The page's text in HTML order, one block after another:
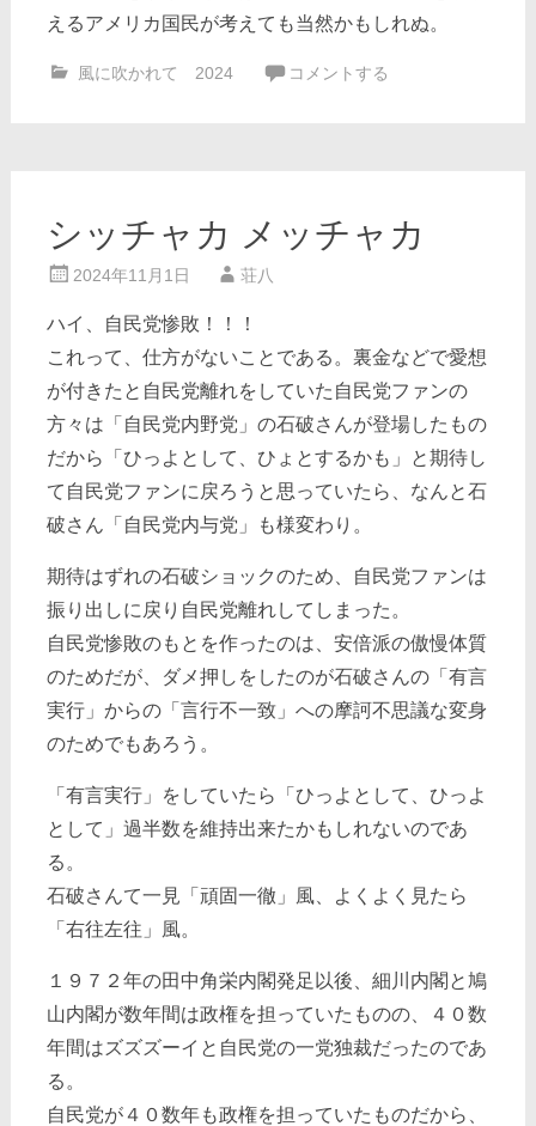
えるアメリカ国民が考えても当然かもしれぬ。
風に吹かれて 2024 コメントする
シッチャカ メッチャカ
2024年11月1日 荘八
ハイ、自民党惨敗！！！
これって、仕方がないことである。裏金などで愛想
が付きたと自民党離れをしていた自民党ファンの
方々は「自民党内野党」の石破さんが登場したもの
だから「ひっよとして、ひょとするかも」と期待し
て自民党ファンに戻ろうと思っていたら、なんと石
破さん「自民党内与党」も様変わり。
期待はずれの石破ショックのため、自民党ファンは
振り出しに戻り自民党離れしてしまった。
自民党惨敗のもとを作ったのは、安倍派の傲慢体質
のためだが、ダメ押しをしたのが石破さんの「有言
実行」からの「言行不一致」への摩訶不思議な変身
のためでもあろう。
「有言実行」をしていたら「ひっよとして、ひっよ
として」過半数を維持出来たかもしれないのであ
る。
石破さんて一見「頑固一徹」風、よくよく見たら
「右往左往」風。
１９７２年の田中角栄内閣発足以後、細川内閣と鳩
山内閣が数年間は政権を担っていたものの、４０数
年間はズズズーイと自民党の一党独裁だったのであ
る。
自民党が４０数年も政権を担っていたものだから、